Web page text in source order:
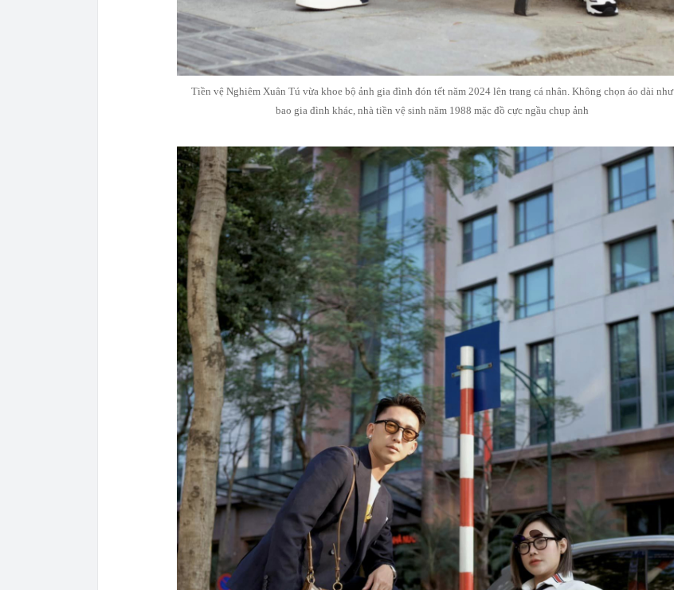
Tiền vệ Nghiêm Xuân Tú vừa khoe bộ ảnh gia đình đón tết năm 2024 lên trang cá nhân. Không chọn áo dài như
bao gia đình khác, nhà tiền vệ sinh năm 1988 mặc đồ cực ngầu chụp ảnh